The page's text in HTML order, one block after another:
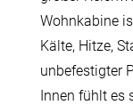
Wohnkabine
Kälte, Hitze,
unbefestigter
Innen fühlt es